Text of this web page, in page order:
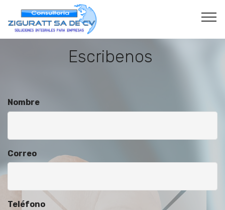
Escribenos
Nombre
Correo
Teléfono